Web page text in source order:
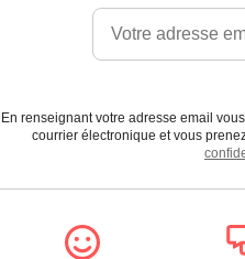
En renseignant votre adresse email
courrier électronique et vous